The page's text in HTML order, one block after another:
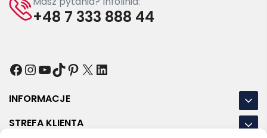
+48 7 333 888 44
Facebook
Instagram
YouTube
TikTok
Pinterest
X LinkedIn
INFORMACJE
STREFA KLIENTA